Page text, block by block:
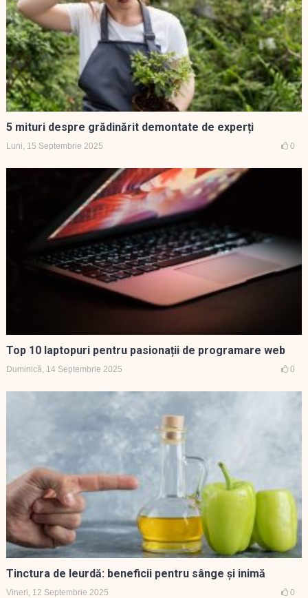
5 mituri despre grădinărit demontate de experți
Luni, 15 Septembrie 2025 0
Top 10 laptopuri pentru pasionații de programare web
Duminică, 14 Septembrie 2025 0
Tinctura de leurdă: beneficii pentru sânge și inimă
Vineri, 12 Septembrie 2025 0